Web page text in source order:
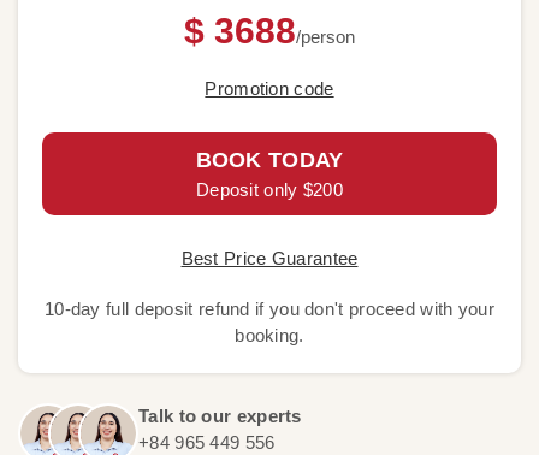
$ 3688/person
Promotion code
BOOK TODAY
Deposit only $200
Best Price Guarantee
10-day full deposit refund if you don't proceed with your
booking.
Talk to our experts
+84 965 449 556